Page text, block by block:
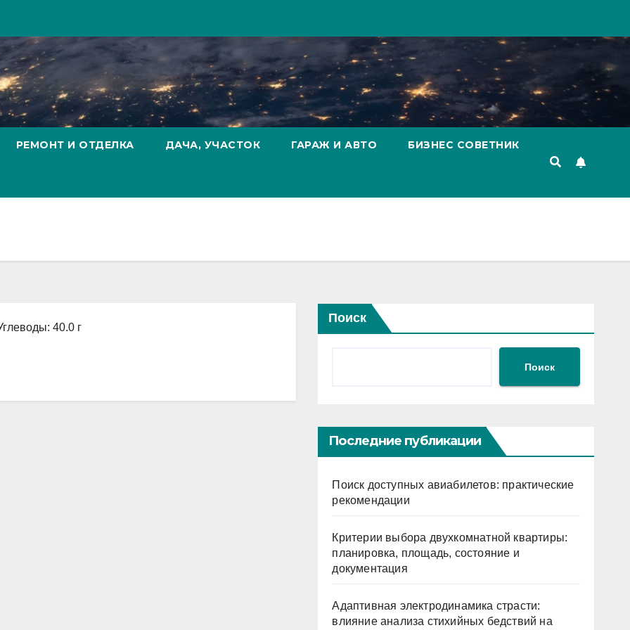
РЕМОНТ И ОТДЕЛКА ДАЧА, УЧАСТОК ГАРАЖ И АВТО БИЗНЕС СОВЕТНИК
40.0 г
Поиск
Поиск
Последние публикации
Поиск доступных авиабилетов: практические
рекомендации
Критерии выбора двухкомнатной квартиры:
планировка, площадь, состояние и
документация
Адаптивная электродинамика страсти:
влияние анализа стихийных бедствий на